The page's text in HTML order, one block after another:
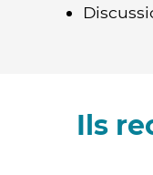
Ils